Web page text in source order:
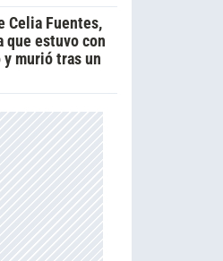
Celia Fuentes,
que estuvo con
y murió tras un